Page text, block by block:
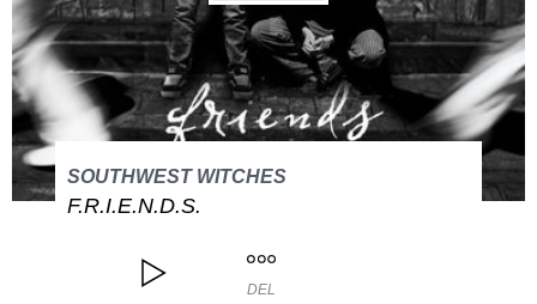
SOUTHWEST WITCHES
F.R.I.E.N.D.S.
DEL